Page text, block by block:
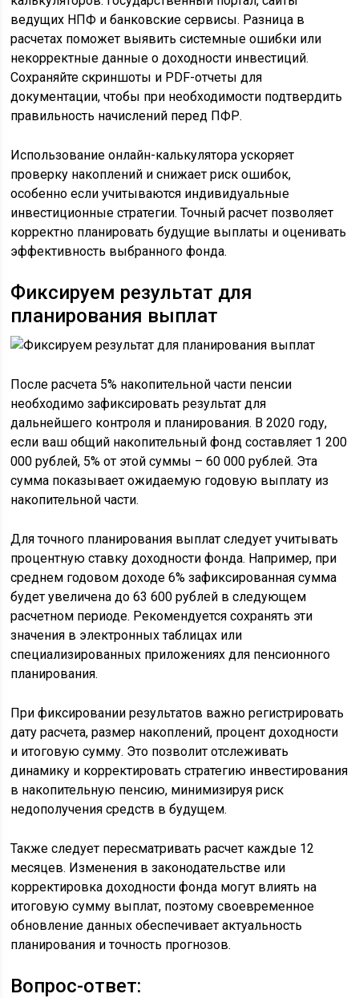
ведущих НПФ и банковские сервисы. Разница в
расчетах поможет выявить системные ошибки или
некорректные данные о доходности инвестиций.
Сохраняйте скриншоты и PDF-отчеты для
документации, чтобы при необходимости подтвердить
правильность начислений перед ПФР.
Использование онлайн-калькулятора ускоряет
проверку накоплений и снижает риск ошибок,
особенно если учитываются индивидуальные
инвестиционные стратегии. Точный расчет позволяет
корректно планировать будущие выплаты и оценивать
эффективность выбранного фонда.
Фиксируем результат для
планирования выплат
После расчета 5% накопительной части пенсии
необходимо зафиксировать результат для
дальнейшего контроля и планирования. В 2020 году,
если ваш общий накопительный фонд составляет 1 200
000 рублей, 5% от этой суммы – 60 000 рублей. Эта
сумма показывает ожидаемую годовую выплату из
накопительной части.
Для точного планирования выплат следует учитывать
процентную ставку доходности фонда. Например, при
среднем годовом доходе 6% зафиксированная сумма
будет увеличена до 63 600 рублей в следующем
расчетном периоде. Рекомендуется сохранять эти
значения в электронных таблицах или
специализированных приложениях для пенсионного
планирования.
При фиксировании результатов важно регистрировать
дату расчета, размер накоплений, процент доходности
и итоговую сумму. Это позволит отслеживать
динамику и корректировать стратегию инвестирования
в накопительную пенсию, минимизируя риск
недополучения средств в будущем.
Также следует пересматривать расчет каждые 12
месяцев. Изменения в законодательстве или
корректировка доходности фонда могут влиять на
итоговую сумму выплат, поэтому своевременное
обновление данных обеспечивает актуальность
планирования и точность прогнозов.
Вопрос-ответ: